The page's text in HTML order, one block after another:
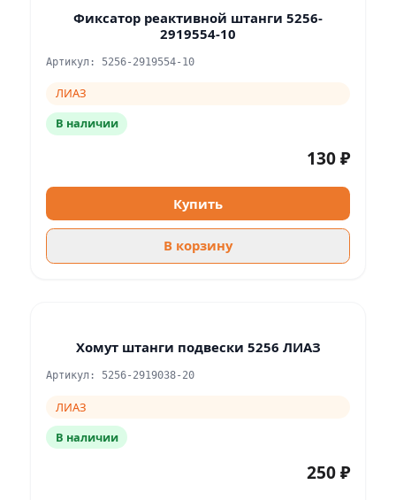
Фиксатор реактивной штанги 5256-
2919554-10
Артикул: 5256-2919554-10
ЛИАЗ
В наличии
130 ₽
Купить
В корзину
Хомут штанги подвески 5256 ЛИАЗ
Артикул: 5256-2919038-20
ЛИАЗ
В наличии
250 ₽